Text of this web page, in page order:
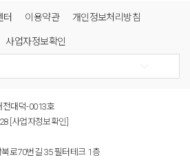
터 이용약관 개인정보처리방침
사업자정보확인
전대덕-0013호
[사업자정보확인]
로70번길 35 필터테크 1층